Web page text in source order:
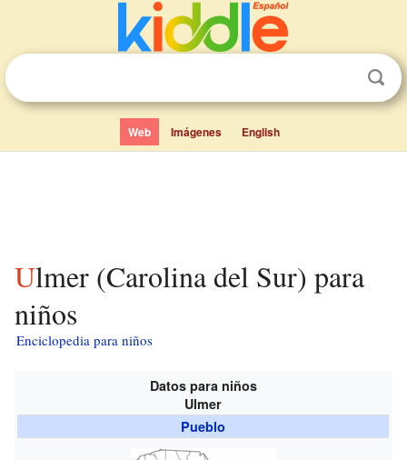
Web Imágenes English
Ulmer (Carolina del Sur) para
niños
Enciclopedia para niños
Datos para niños
Ulmer
Pueblo